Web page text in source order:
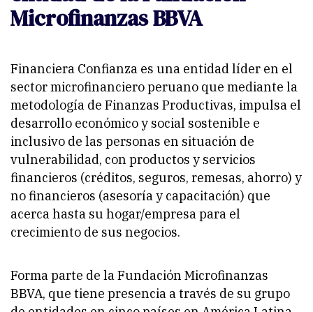
Microfinanzas BBVA
Financiera Confianza es una entidad líder en el
sector microfinanciero peruano que mediante la
metodología de Finanzas Productivas, impulsa el
desarrollo económico y social sostenible e
inclusivo de las personas en situación de
vulnerabilidad, con productos y servicios
financieros (créditos, seguros, remesas, ahorro) y
no financieros (asesoría y capacitación) que
acerca hasta su hogar/empresa para el
crecimiento de sus negocios.
Forma parte de la Fundación Microfinanzas
BBVA, que tiene presencia a través de su grupo